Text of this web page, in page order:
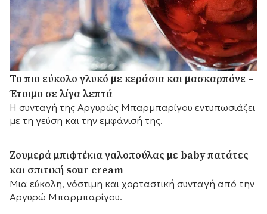
Το πιο εύκολο γλυκό με κεράσια και μασκαρπόνε –
Έτοιμο σε λίγα λεπτά
Η συνταγή της Αργυρώς Μπαρμπαρίγου εντυπωσιάζει
με τη γεύση και την εμφάνισή της.
Ζουμερά μπιφτέκια γαλοπούλας με baby πατάτες
και σπιτική sour cream
Μια εύκολη, νόστιμη και χορταστική συνταγή από την
Αργυρώ Μπαρμπαρίγου.